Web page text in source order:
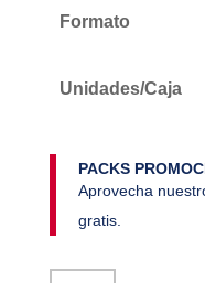
Formato
Unidades/Caja
PACKS
Aprovecha
gratis.